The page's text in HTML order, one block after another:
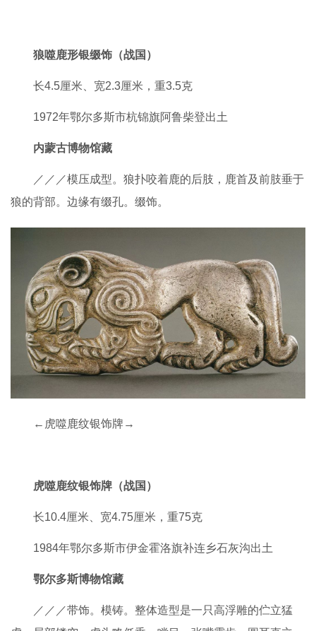
狼噬鹿形银缀饰（战国）
长4.5厘米、宽2.3厘米，重3.5克
1972年鄂尔多斯市杭锦旗阿鲁柴登出土
内蒙古博物馆藏
／／／模压成型。狼扑咬着鹿的后肢，鹿首及前肢垂于
狼的背部。边缘有缀孔。缀饰。
←虎噬鹿纹银饰牌→
虎噬鹿纹银饰牌（战国）
长10.4厘米、宽4.75厘米，重75克
1984年鄂尔多斯市伊金霍洛旗补连乡石灰沟出土
鄂尔多斯博物馆藏
／／／带饰。模铸。整体造型是一只高浮雕的伫立猛